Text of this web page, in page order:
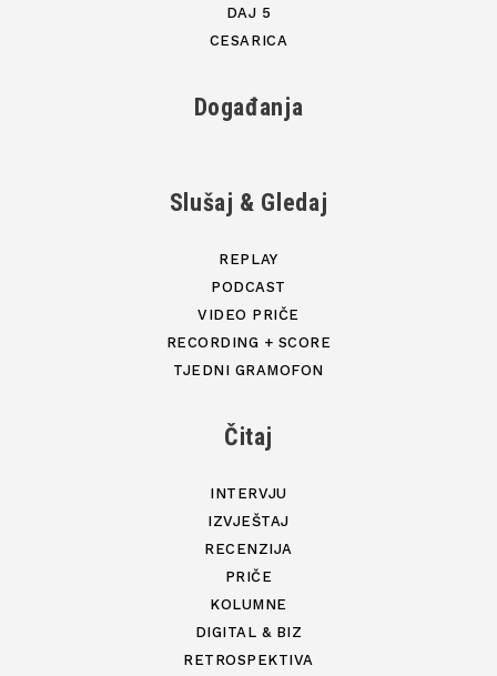
DAJ 5
CESARICA
Događanja
Slušaj & Gledaj
REPLAY
PODCAST
VIDEO PRIČE
RECORDING + SCORE
TJEDNI GRAMOFON
Čitaj
INTERVJU
IZVJEŠTAJ
RECENZIJA
PRIČE
KOLUMNE
DIGITAL & BIZ
RETROSPEKTIVA